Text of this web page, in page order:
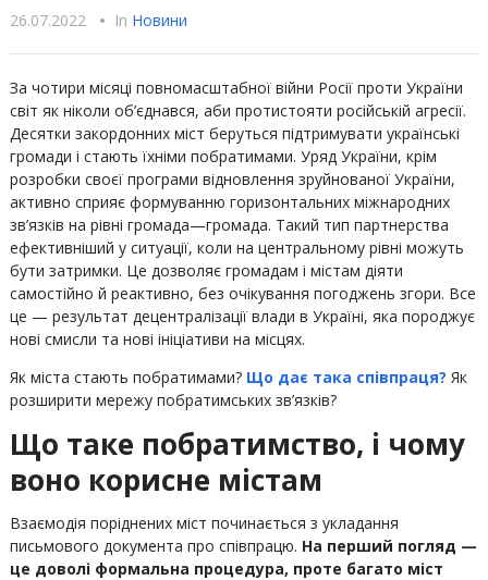
26.07.2022 • In Новини
За чотири місяці повномасштабної війни Росії проти України
світ як ніколи об’єднався, аби протистояти російській агресії.
Десятки закордонних міст беруться підтримувати українські
громади і стають їхніми побратимами. Уряд України, крім
розробки своєї програми відновлення зруйнованої України,
активно сприяє формуванню горизонтальних міжнародних
зв’язків на рівні громада—громада. Такий тип партнерства
ефективніший у ситуації, коли на центральному рівні можуть
бути затримки. Це дозволяє громадам і містам діяти
самостійно й реактивно, без очікування погоджень згори. Все
це — результат децентралізації влади в Україні, яка породжує
нові смисли та нові ініціативи на місцях.
Як міста стають побратимами? Що дає така співпраця? Як
розширити мережу побратимських зв’язків?
Що таке побратимство, і чому
воно корисне містам
Взаємодія поріднених міст починається з укладання
письмового документа про співпрацю. На перший погляд —
це доволі формальна процедура, проте багато міст